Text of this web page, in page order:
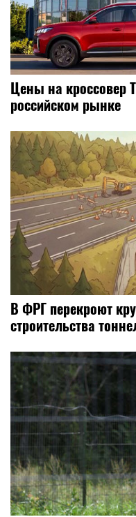
Цены на кроссовер
российском рынке
В ФРГ перекроют
строительства